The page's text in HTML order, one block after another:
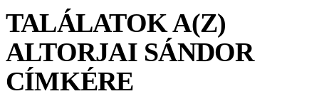
TALÁLATOK A(Z)
ALTORJAI SÁNDOR
CÍMKÉRE